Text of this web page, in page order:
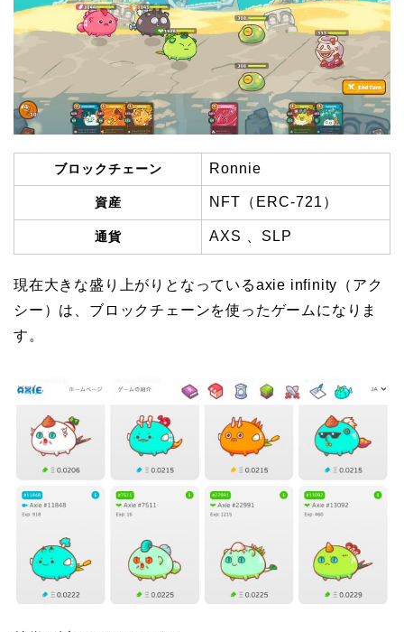
ブロックチェーン Ronnie
資産 NFT（ERC-721）
通貨 AXS 、SLP
現在大きな盛り上がりとなっているaxie infinity（アク
シー）は、ブロックチェーンを使ったゲームになりま
す。